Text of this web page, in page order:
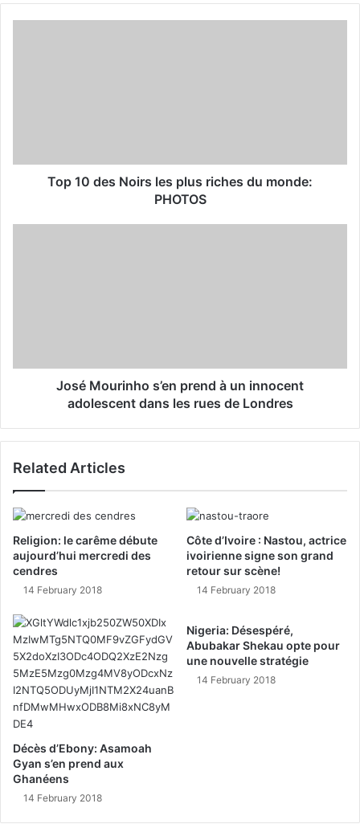
Top 10 des Noirs les plus riches du monde:
PHOTOS
José Mourinho s’en prend à un innocent
adolescent dans les rues de Londres
Related Articles
Religion: le carême débute
aujourd’hui mercredi des
cendres
14 February 2018
Côte d’Ivoire : Nastou, actrice
ivoirienne signe son grand
retour sur scène!
14 February 2018
Décès d’Ebony: Asamoah
Gyan s’en prend aux
Ghanéens
14 February 2018
Nigeria: Désespéré,
Abubakar Shekau opte pour
une nouvelle stratégie
14 February 2018